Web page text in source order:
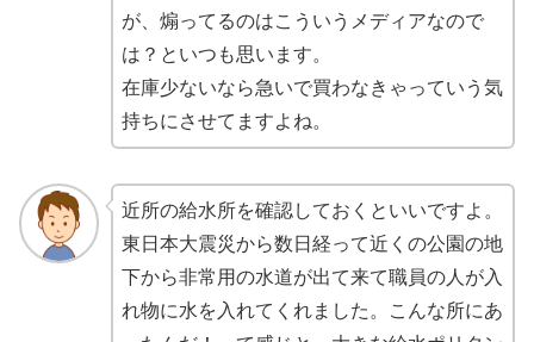
が、煽ってるのはこういうメディアなので
は？といつも思います。
在庫少ないなら急いで買わなきゃっていう気
持ちにさせてますよね。
近所の給水所を確認しておくといいですよ。
東日本大震災から数日経って近くの公園の地
下から非常用の水道が出て来て職員の人が入
れ物に水を入れてくれました。こんな所にあ